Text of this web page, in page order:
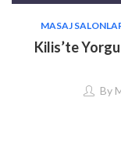
MASAJ
Kilis’te
By